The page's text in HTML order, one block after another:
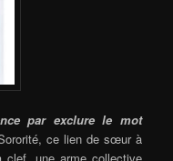
par exclure le mot
ce lien de sœur à